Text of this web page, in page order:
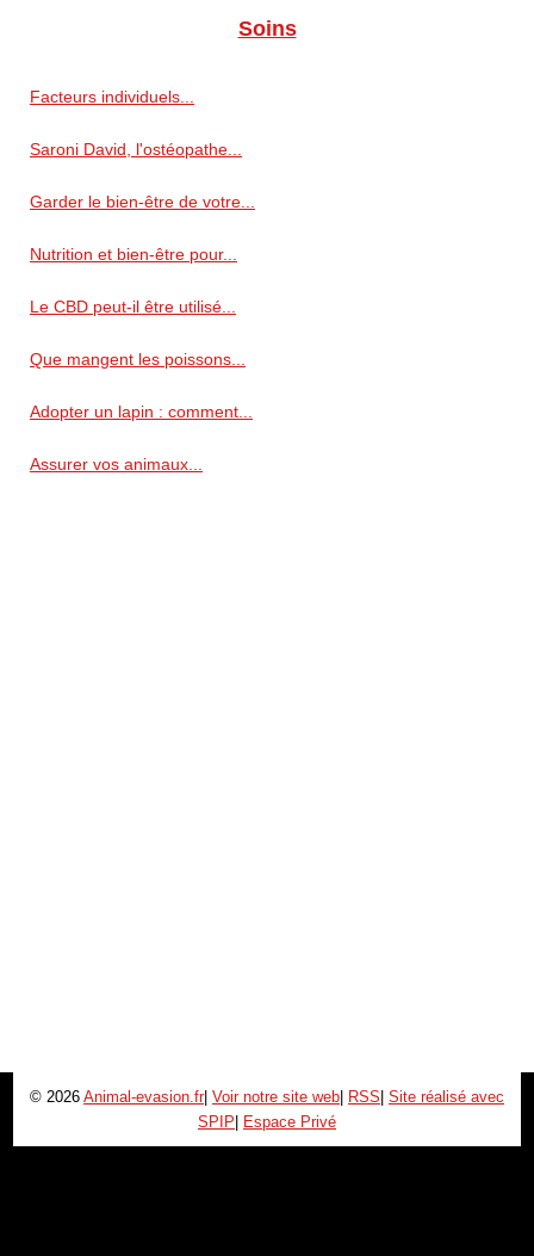
Soins
Facteurs individuels...
Saroni David, l'ostéopathe...
Garder le bien-être de votre...
Nutrition et bien-être pour...
Le CBD peut-il être utilisé...
Que mangent les poissons...
Adopter un lapin : comment...
Assurer vos animaux...
© 2026 Animal-evasion.fr| Voir notre site web RSS Site réalisé avec
SPIP
Espace Privé